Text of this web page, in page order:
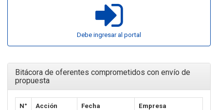
Debe ingresar al portal
Bitácora de oferentes comprometidos con envío de
propuesta
N° Acción Fecha Empresa